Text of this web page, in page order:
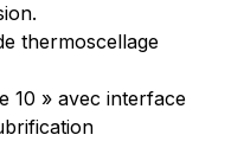
thermoscellage
10 » avec interface